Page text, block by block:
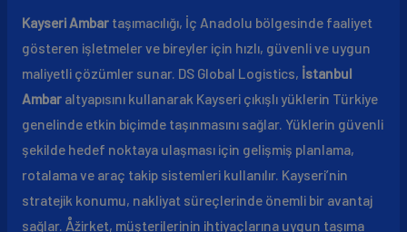
Kayseri Ambartaşımacılığı, İç Anadolu bölgesinde faaliyet
gösteren işletmeler ve bireyler için hızlı, güvenli ve uygun
maliyetli çözümler sunar. DS Global Logistics, İstanbul
Ambaraltyapısını kullanarak Kayseri çıkışlı yüklerin Türkiye
genelinde etkin biçimde taşınmasını sağlar. Yüklerin güvenli
şekilde hedef noktaya ulaşması için gelişmiş planlama,
rotalama ve araç takip sistemleri kullanılır. Kayseri’nin
stratejik konumu, nakliyat süreçlerinde önemli bir avantaj
sağlar. Åžirket, müşterilerinin ihtiyaçlarına uygun taşıma